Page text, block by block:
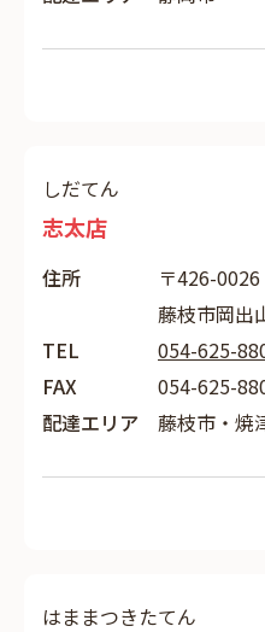
しだてん
志太店
住所
〒426-0026
藤枝市岡出
TEL
054-625-
FAX
054-625-
配達エリア
藤枝市・焼
はままつきたてん